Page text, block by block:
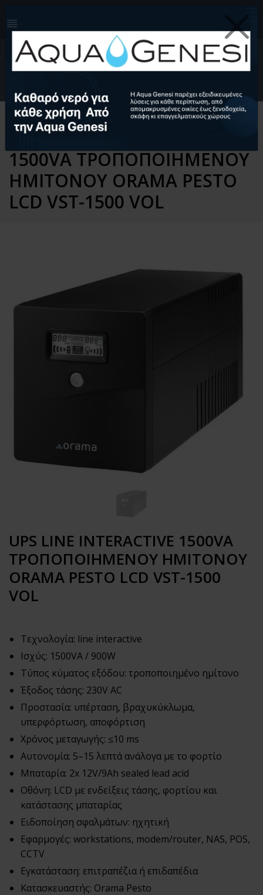
Ελληνικά (EL)
English (EN)
Αρχική Ηλεκτρολογικός Εξοπλισμός UPS
UPS LINE INTERACTIVE
1500VA ΤΡΟΠΟΠΟΙΗΜΕΝΟΥ
ΗΜΙΤΟΝΟΥ ORAMA PESTO
LCD VST-1500 VOL
UPS LINE INTERACTIVE 1500VA
ΤΡΟΠΟΠΟΙΗΜΕΝΟΥ ΗΜΙΤΟΝΟΥ
ORAMA PESTO LCD VST-1500
VOL
Τεχνολογία: line interactive
Ισχύς: 1500VA / 900W
Τύπος κύματος εξόδου: τροποποιημένο ημίτονο
Έξοδος τάσης: 230V AC
Προστασία: υπέρταση, βραχυκύκλωμα,
υπερφόρτωση, αποφόρτιση
Χρόνος μεταγωγής: ≤10 ms
Αυτονομία: 5–15 λεπτά ανάλογα με το φορτίο
Μπαταρία: 2x 12V/9Ah sealed lead acid
Οθόνη: LCD με ενδείξεις τάσης, φορτίου και
κατάστασης μπαταρίας
Ειδοποίηση σφαλμάτων: ηχητική
Εφαρμογές: workstations, modem/router, NAS, POS,
CCTV
Εγκατάσταση: επιτραπέζια ή επιδαπέδια
Κατασκευαστής: Orama Pesto